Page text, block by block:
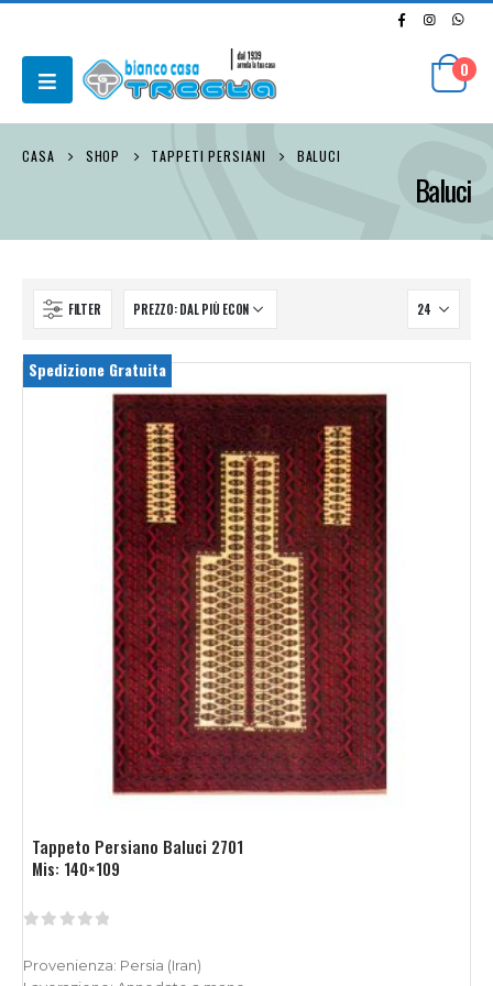
0
CASA SHOP TAPPETI PERSIANI BALUCI
Baluci
FILTER
Spedizione Gratuita
Tappeto Persiano Baluci 2701
Mis: 140×109
Provenienza: Persia (Iran)